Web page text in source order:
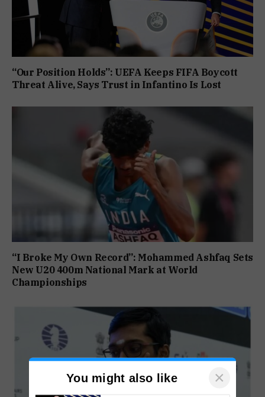
“Our Position Holds”: UEFA Keeps FIFA Boycott
Threat Alive, Says Trust in Infantino Is Lost
“I Broke My Own Record”: Mohammed Ashfaq Sets
New U20 400m National Mark at World
Championships
You might also like ×